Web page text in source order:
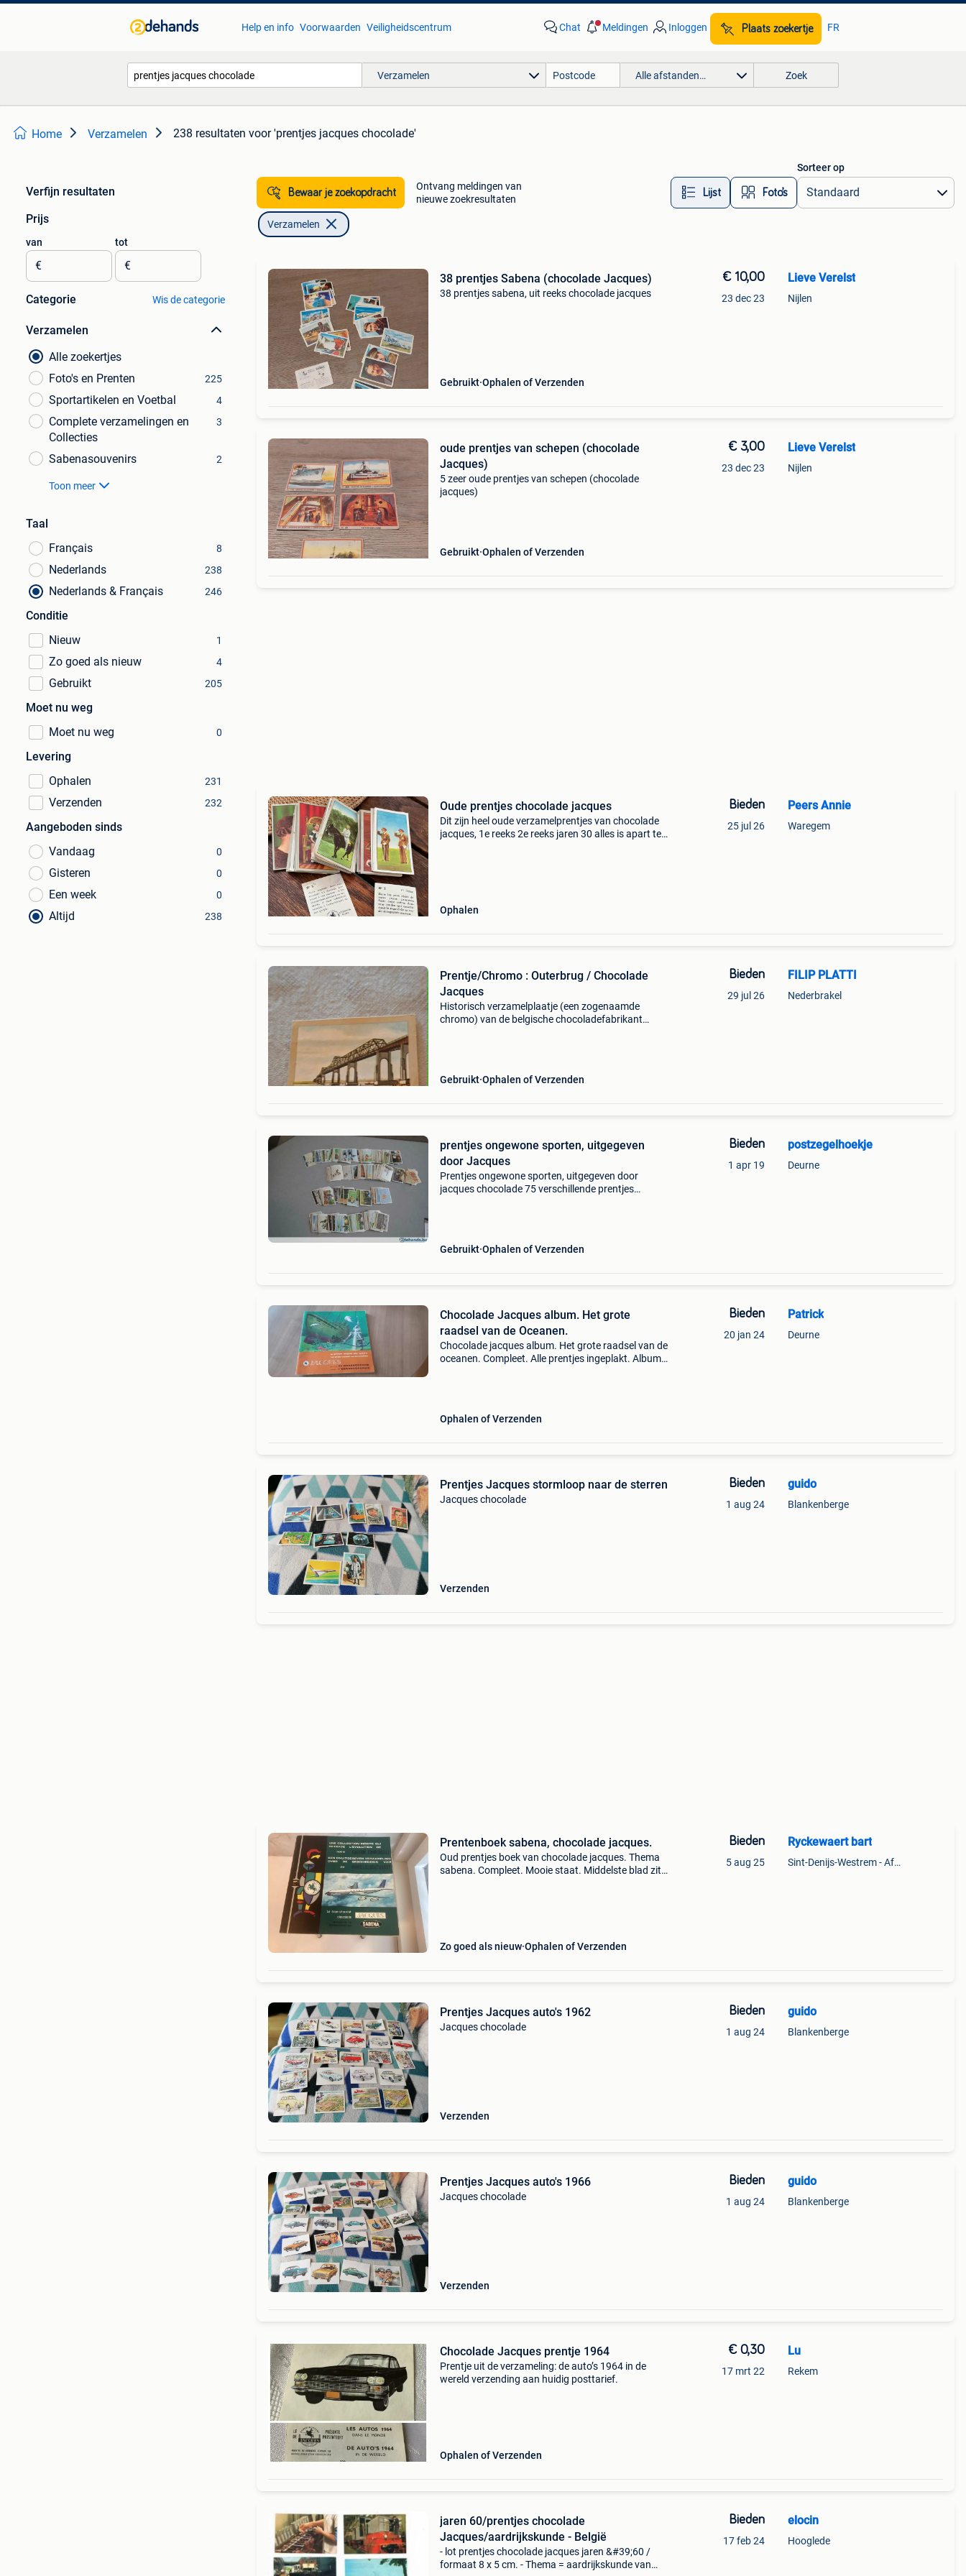
Help en info Voorwaarden Veiligheidscentrum Chat Meldingen Inloggen Plaats zoekertje FR
Verzamelen Alle afstanden… Zoek
Home Verzamelen 238 resultaten voor 'prentjes jacques chocolade'
Verfijn resultaten
Prijs
van
€
tot
€
Categorie Wis de categorie
Verzamelen
Alle zoekertjes
Foto's en Prenten
225
Sportartikelen en Voetbal 4
Complete verzamelingen en
Collecties
3
Sabenasouvenirs 2
Toon meer
Taal
Français
8
Nederlands 238
Nederlands & Français 246
Conditie
Nieuw
1
Zo goed als nieuw 4
Gebruikt 205
Moet nu weg
Moet nu weg
0
Levering
Ophalen
231
Verzenden 232
Aangeboden sinds
Vandaag
0
Gisteren 0
Een week 0
Altijd 238
Bewaar je zoekopdracht
Ontvang meldingen van
nieuwe zoekresultaten
Lijst Foto’s
Sorteer op
Verzamelen
38 prentjes Sabena (chocolade Jacques)
38 prentjes sabena, uit reeks chocolade jacques
Gebruikt Ophalen of Verzenden
€ 10,00
23 dec 23
Lieve Verelst
Nijlen
oude prentjes van schepen (chocolade
Jacques)
5 zeer oude prentjes van schepen (chocolade
jacques)
Gebruikt Ophalen of Verzenden
€ 3,00
23 dec 23
Lieve Verelst
Nijlen
Oude prentjes chocolade jacques
Dit zijn heel oude verzamelprentjes van chocolade
jacques, 1e reeks 2e reeks jaren 30 alles is apart te
Ophalen
Bieden
25 jul 26
Peers Annie
Waregem
Prentje/Chromo : Outerbrug / Chocolade
Jacques
Historisch verzamelplaatje (een zogenaamde
chromo) van de belgische chocoladefabrikant
Gebruikt Ophalen of Verzenden
Bieden
29 jul 26
FILIP PLATTI
Nederbrakel
prentjes ongewone sporten, uitgegeven
door Jacques
Prentjes ongewone sporten, uitgegeven door
jacques chocolade 75 verschillende prentjes
Gebruikt Ophalen of Verzenden
Bieden
1 apr 19
postzegelhoekje
Deurne
Chocolade Jacques album. Het grote
raadsel van de Oceanen.
Chocolade jacques album. Het grote raadsel van de
oceanen. Compleet. Alle prentjes ingeplakt. Album
Ophalen of Verzenden
Bieden
20 jan 24
Patrick
Deurne
Prentjes Jacques stormloop naar de sterren
Jacques chocolade
Verzenden
Bieden
1 aug 24
guido
Blankenberge
Prentenboek sabena, chocolade jacques.
Oud prentjes boek van chocolade jacques. Thema
sabena. Compleet. Mooie staat. Middelste blad zit
Zo goed als nieuw Ophalen of Verzenden
Bieden
5 aug 25
Ryckewaert bart
Sint-Denijs-Westrem - Afsnee
Prentjes Jacques auto's 1962
Jacques chocolade
Verzenden
Bieden
1 aug 24
guido
Blankenberge
Prentjes Jacques auto's 1966
Jacques chocolade
Verzenden
Bieden
1 aug 24
guido
Blankenberge
Chocolade Jacques prentje 1964
Prentje uit de verzameling: de auto’s 1964 in de
wereld verzending aan huidig posttarief.
Ophalen of Verzenden
€ 0,30
17 mrt 22
Lu
Rekem
jaren 60/prentjes chocolade
Jacques/aardrijkskunde - België
- lot prentjes chocolade jacques jaren &#39;60 /
formaat 8 x 5 cm. - Thema = aardrijkskunde van
Bieden
17 feb 24
elocin
Hooglede